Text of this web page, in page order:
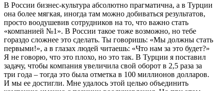
В России бизнес-культура абсолютно прагматична, а в Турции
она более мягкая, иногда там можно добиваться результатов,
просто воодушевив сотрудников на то, что важно стать
«компанией №1». В России такое тоже возможно, но тебе
гораздо сложнее это сделать. Ты говоришь: «Мы должны стать
первыми!», а в глазах людей читаешь: «Что нам за это будет?»
Я не говорю, что это плохо, но это так. В Турции я поставил
задачу, чтобы компания увеличила свой оборот в 2,5 раза за
три года – тогда это была отметка в 100 миллионов долларов.
И мы ее достигли. Мне удалось этой целью объединить